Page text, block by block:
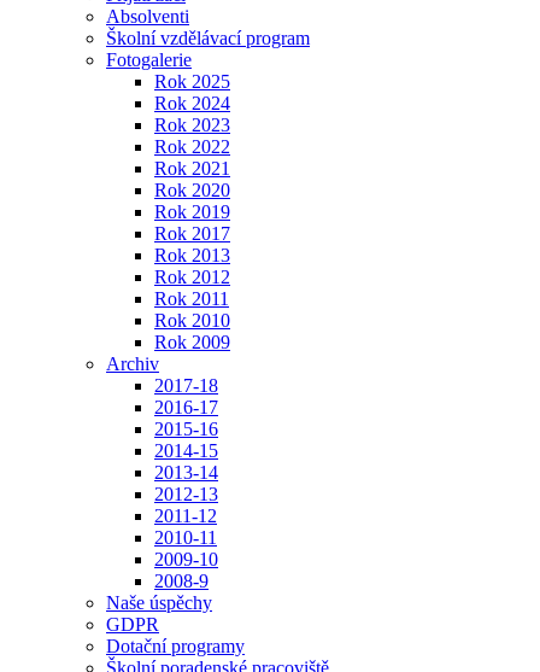
Absolventi
Školní vzdělávací program
Fotogalerie
Rok 2025
Rok 2024
Rok 2023
Rok 2022
Rok 2021
Rok 2020
Rok 2019
Rok 2017
Rok 2013
Rok 2012
Rok 2011
Rok 2010
Rok 2009
Archiv
2017-18
2016-17
2015-16
2014-15
2013-14
2012-13
2011-12
2010-11
2009-10
2008-9
Naše úspěchy
GDPR
Dotační programy
Školní poradenské pracoviště